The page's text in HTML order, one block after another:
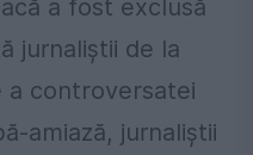
a fost exclusă
jurnaliștii de la
a controversatei
amiază, jurnaliștii